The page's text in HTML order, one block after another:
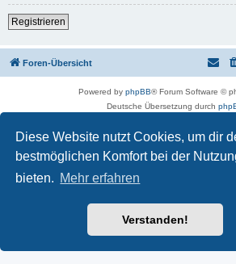
Diese Website nutzt Cookies, um dir
bestmöglichen Komfort bei der
bieten. Mehr erfahren
Verstanden!
Registrieren
Foren-Übersicht
Powered by phpBB® Forum Software ©
Deutsche Übersetzung durch